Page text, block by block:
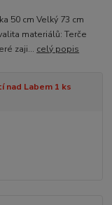
50 cm Velký 73 cm
materiálů: Terče
zaji... celý popis
nad Labem 1 ks